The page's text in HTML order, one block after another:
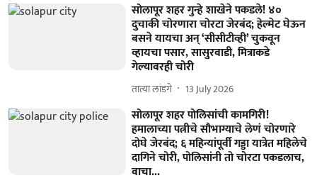
सोलापूर शहर गुन्हे शाखेने पकडले! ४०
दुचाकी चोरणारा चोरटा जेरबंद; हेल्मेट घेऊन
बसने यायचा अन्‌ ‘सीसीटीव्ही’ चुकवून
व्हायचा पसार, सासुरवाडी, मित्राकडे
गेल्यावरही चोरी
तात्या लांडगे 13 July 2026
सोलापूर शहर पोलिसांची कामगिरी!
हमालाच्या पत्नीचे सौभाग्याचे लेणं चोरणारे
दोघे जेरबंद; ६ महिन्यांपूर्वी गड्डा यात्रेत महिलेचे
दागिने चोरी, पोलिसांनी तो चोरटा पकडलाच,
वाचा...